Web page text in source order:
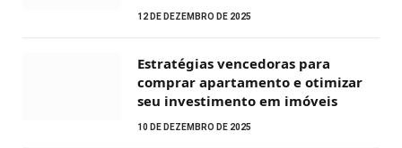
12 DE DEZEMBRO DE 2025
Estratégias vencedoras para
comprar apartamento e otimizar
seu investimento em imóveis
10 DE DEZEMBRO DE 2025